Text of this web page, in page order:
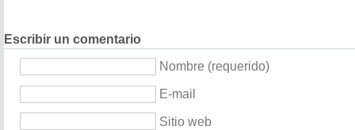
Escribir un comentario
Nombre (requerido)
E-mail
Sitio web